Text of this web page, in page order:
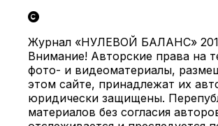
Журнал «НУЛЕВОЙ БАЛАНС»
Внимание! Авторские права на
фото- и видеоматериалы,
этом сайте, принадлежат их
юридически защищены.
материалов без согласия